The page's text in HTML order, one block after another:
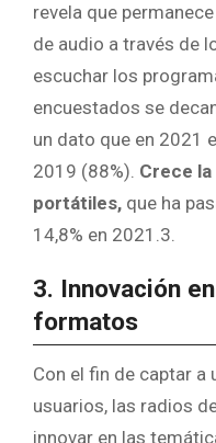
revela que
de audio a través de
escuchar los
encuestados se
un dato que en 2021
2019 (88%). Crece
portátiles, que ha
14,8% en 2021.3.
3. Innovación
formatos
Con el fin de captar a
usuarios, las radios
innovar en las